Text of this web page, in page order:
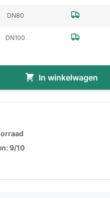
DN80
DN100
In winkelwagen
9/10